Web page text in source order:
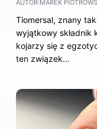
AUTOR:MAREK
Tiomersal, znany
wyjątkowy składnik
kojarzy się z
ten związek…